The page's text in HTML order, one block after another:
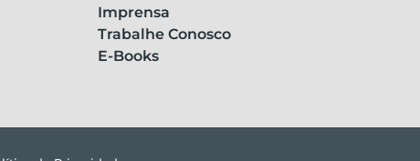
Imprensa
Trabalhe Conosco
E-Books